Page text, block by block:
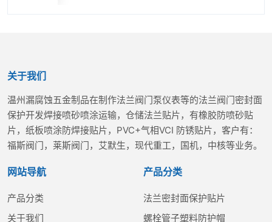
关于我们
温州漏腐蚀五金制品在制作法兰阀门泵仪表等的法兰阀门密封面
保护开发焊接喷砂喷涂运输，仓储法兰贴片，有橡胶防喷砂贴
片，纸板喷涂防焊接贴片，PVC+气相VCI 防锈贴片，客户有：
福斯阀门，莱斯阀门，艾默生，现代重工，国机，中核等业务。
网站导航
产品分类
关于我们
产品分类
法兰密封面保护贴片
螺栓管子塑料防护帽